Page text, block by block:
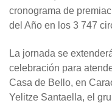
cronograma de
del Año en los 3 747
La jornada se
celebración para
Casa de Bello, en
Yelitze Santaella, el